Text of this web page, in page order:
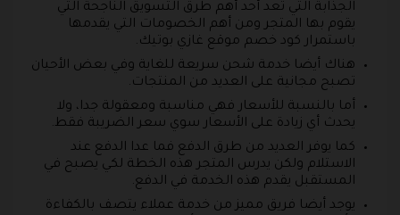
الجذابة التي تعد أحد أهم طرق التسويق الناجحة التي
يقوم بها المتجر ومن أهم الخصومات التي يقدمها
باستمرار كود خصم موقع غازي بوتيك.
هناك أيضا خدمة شحن سريعة للغاية وفي بعض الأحيان
تصبح مجانية على العديد من المنتجات.
أما بالنسبة للأسعار فهي مناسبة ومعقولة جدا، ولا
يحدث أي زيادة على الأسعار سوي سعر الضريبة فقط.
كما يوفر العديد من طرق الدفع فما عدا الدفع عند
الاستلام ولكن يدرس المتجر هذه الخطة لكي يصبح في
المستقبل يقدم هذه الخدمة في الدفع.
يوجد أيضا فريق مميز من خدمة عملاء يتصف بالكفاءة